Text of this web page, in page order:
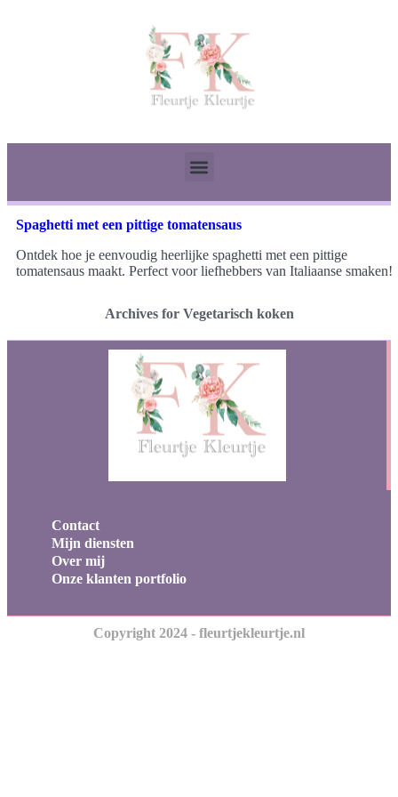
Spaghetti met een pittige tomatensaus
Ontdek hoe je eenvoudig heerlijke spaghetti met een pittige
tomatensaus maakt. Perfect voor liefhebbers van Italiaanse smaken!
Archives for Vegetarisch koken
Contact
Mijn diensten
Over mij
Onze klanten portfolio
Copyright 2024 - fleurtjekleurtje.nl